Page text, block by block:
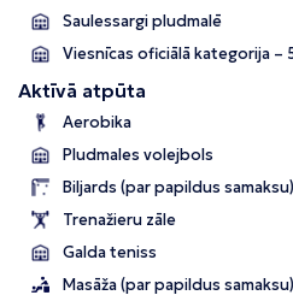
Saulessargi pludmalē
Viesnīcas oficiālā kategorija –
Aktīvā atpūta
Aerobika
Pludmales volejbols
Biljards (par papildus samaksu)
Trenažieru zāle
Galda teniss
Masāža (par papildus samaksu)